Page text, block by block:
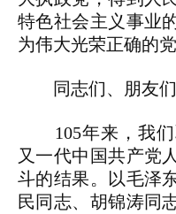
特色社会主义事业
为伟大光荣正确的党
同志们、朋友们
105年来，我们
又一代中国共产党
斗的结果。以毛泽
民同志、胡锦涛同